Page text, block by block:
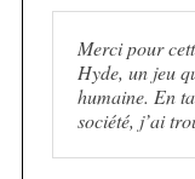
Merci pour
Hyde, un jeu
humaine. En
société, j’ai